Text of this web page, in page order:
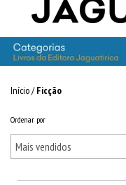
Início/ Ficção
Ordenar por